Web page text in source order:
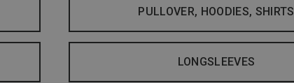
PULLOVER, HOODIES, SHIRTS
LONGSLEEVES